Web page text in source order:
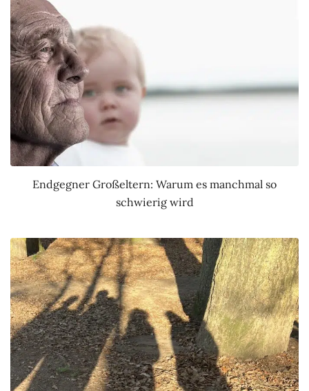
Endgegner Großeltern: Warum es manchmal so
schwierig wird